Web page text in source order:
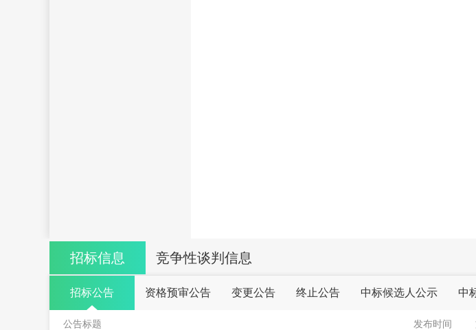
招标信息 竞争性谈判信息
招标公告 资格预审公告 变更公告 终止公告 中标候选人公示 中